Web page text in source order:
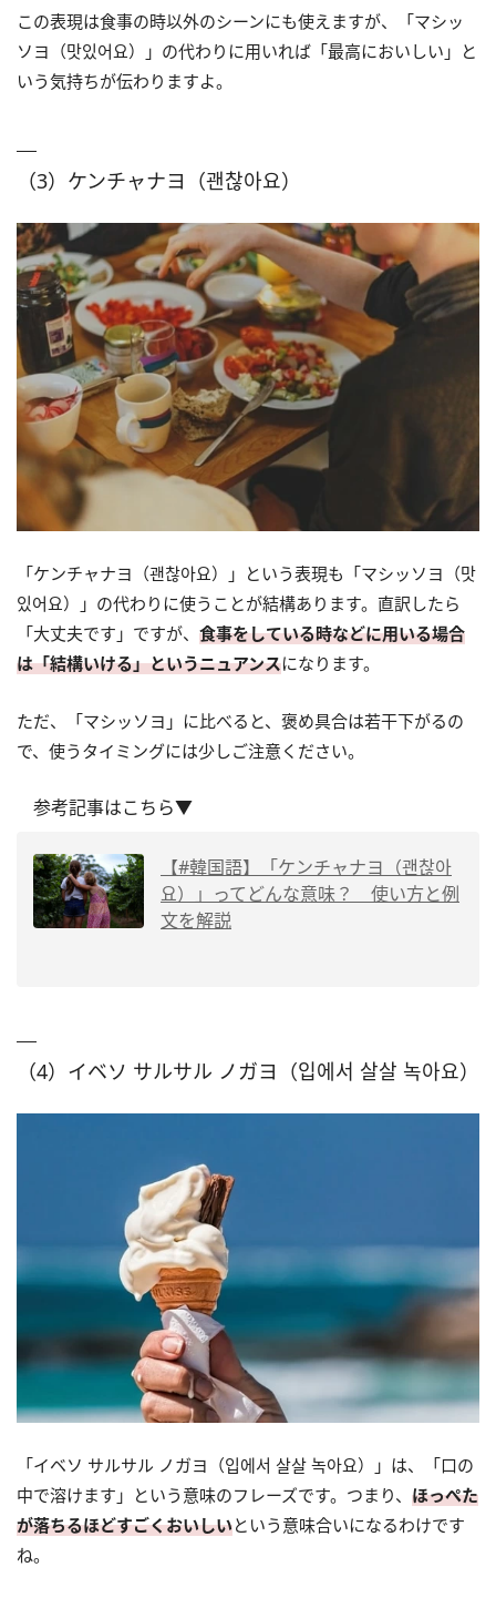
この表現は食事の時以外のシーンにも使えますが、「マシッ
ソヨ（맛있어요）」の代わりに用いれば「最高においしい」と
いう気持ちが伝わりますよ。
（3）ケンチャナヨ（괜찮아요）
「ケンチャナヨ（괜찮아요）」という表現も「マシッソヨ（맛
있어요）」の代わりに使うことが結構あります。直訳したら
「大丈夫です」ですが、 食事をしている時などに用いる場合
は「結構いける」というニュアンスになります。
ただ、「マシッソヨ」に比べると、褒め具合は若干下がるの
で、使うタイミングには少しご注意ください。
参考記事はこちら▼
【#韓国語】「ケンチャナヨ（괜찮아
요）」ってどんな意味？ 使い方と例
文を解説
（4）イベソ サルサル ノガヨ（입에서 살살 녹아요）
「イベソ サルサル ノガヨ（입에서 살살 녹아요）」は、「口の
中で溶けます」という意味のフレーズです。つまり、 ほっぺた
が落ちるほどすごくおいしいという意味合いになるわけです
ね。